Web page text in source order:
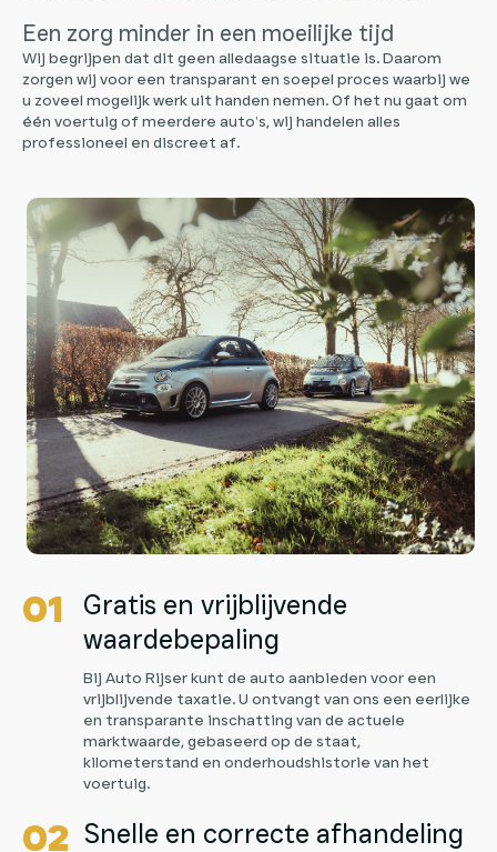
Een zorg minder in een moeilijke tijd
Wij begrijpen dat dit geen alledaagse situatie is. Daarom
zorgen wij voor een transparant en soepel proces waarbij we
u zoveel mogelijk werk uit handen nemen. Of het nu gaat om
één voertuig of meerdere auto’s, wij handelen alles
professioneel en discreet af.
Gratis en vrijblijvende
waardebepaling
Bij Auto Rijser kunt de auto aanbieden voor een
vrijblijvende taxatie. U ontvangt van ons een eerlijke
en transparante inschatting van de actuele
marktwaarde, gebaseerd op de staat,
kilometerstand en onderhoudshistorie van het
voertuig.
Snelle en correcte afhandeling